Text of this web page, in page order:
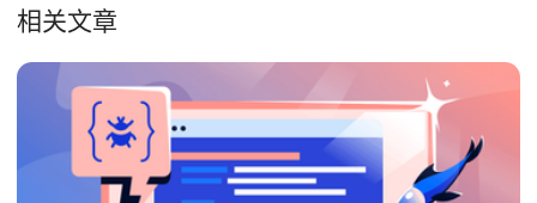
相关文章